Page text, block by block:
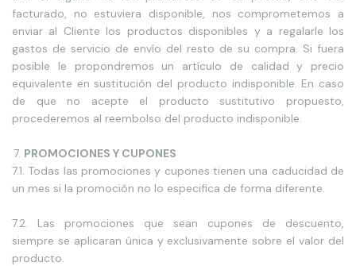
facturado, no estuviera disponible, nos comprometemos a
enviar al Cliente los productos disponibles y a regalarle los
gastos de servicio de envío del resto de su compra. Si fuera
posible le propondremos un artículo de calidad y precio
equivalente en sustitución del producto indisponible. En caso
de que no acepte el producto sustitutivo propuesto,
procederemos al reembolso del producto indisponible.
PROMOCIONES Y CUPONES
7.1. Todas las promociones y cupones tienen una caducidad de
un mes si la promoción no lo especifica de forma diferente.
7.2. Las promociones que sean cupones de descuento,
siempre se aplicaran única y exclusivamente sobre el valor del
producto.